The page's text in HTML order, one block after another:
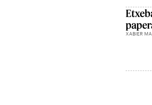
XABIER